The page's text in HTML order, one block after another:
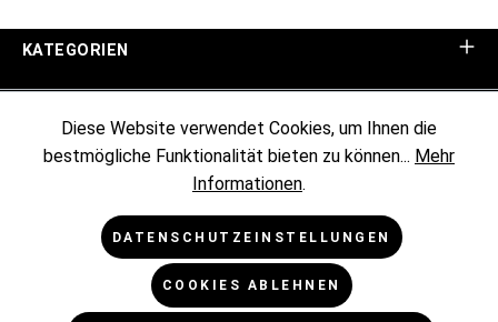
KATEGORIEN
KUNDENINFORMATIONEN
RECHTLICHES
Diese Website verwendet Cookies, um Ihnen die
bestmögliche Funktionalität bieten zu können... Mehr
Informationen.
DATENSCHUTZEINSTELLUNGEN
COOKIES ABLEHNEN